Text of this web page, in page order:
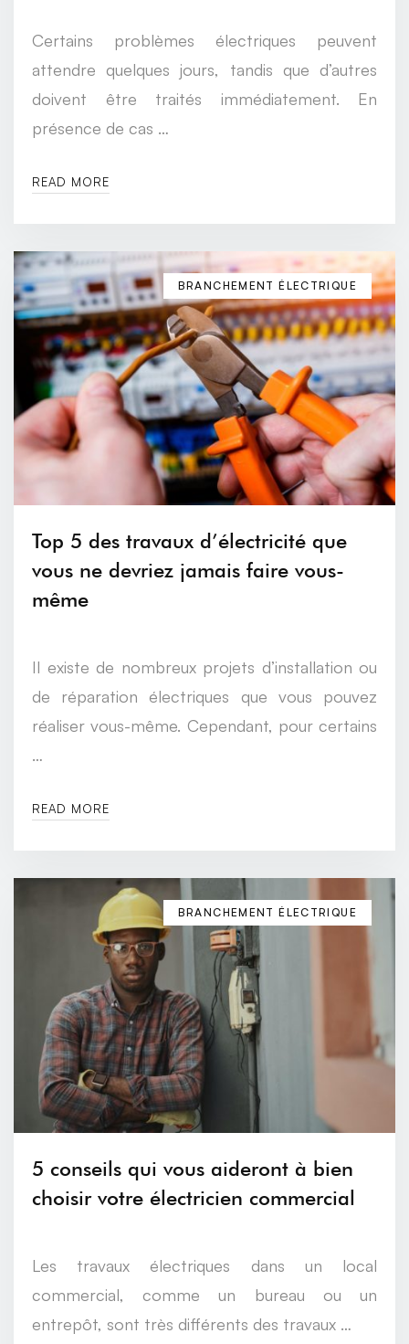
Certains problèmes électriques peuvent
attendre quelques jours, tandis que d’autres
doivent être traités immédiatement. En
présence de cas …
READ MORE
BRANCHEMENT ÉLECTRIQUE
Top 5 des travaux d’électricité que
vous ne devriez jamais faire vous-
même
Il existe de nombreux projets d’installation ou
de réparation électriques que vous pouvez
réaliser vous-même. Cependant, pour certains
…
READ MORE
BRANCHEMENT ÉLECTRIQUE
5 conseils qui vous aideront à bien
choisir votre électricien commercial
Les travaux électriques dans un local
commercial, comme un bureau ou un
entrepôt, sont très différents des travaux …